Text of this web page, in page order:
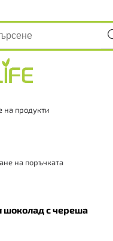
на продукти
на поръчката
шоколад с череша